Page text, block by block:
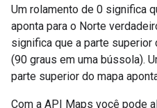
Um rolamento de 0 significa
aponta para o Norte
significa que a parte superior
(90 graus em uma bússola).
parte superior do mapa
Com a API Maps você pode